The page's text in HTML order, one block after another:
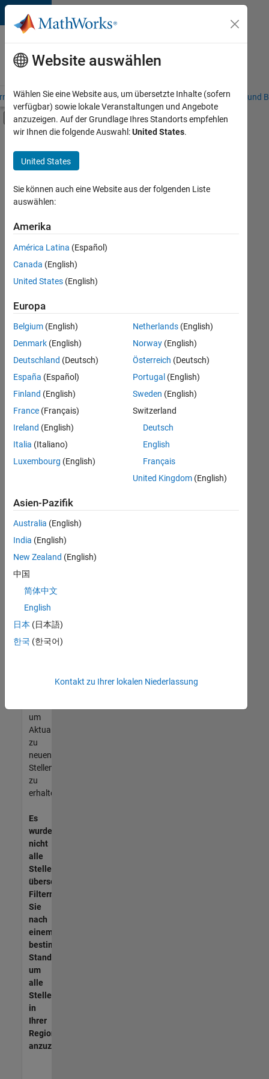
Weiter zum Inhalt
Karriere
bei
MathWorks
– Übersicht Stellensuche Niederlassungen Studierende und
Umschaltung für Off-Canvas-
Hauptinhalt
Programm für Berufseinsteiger (EDG)
Business Applications and Tools
Globalisierung
Infrastructure and Architecture
Quality Engineering
Release Engineering
Software Process Engineering
Technical Writing
+8
Derzeit
es
keine
offenen
Stellen,
Ihren
Suchkriterien
entsprechen.
können
die
Suchkriterien
weiter
fassen
oder
alle
Stellenangebote
anzeigen .
noch
keine
offenen
Stellen
können,
die
Ihren
entsprechen,
werden
unseres
um
Aktualisierungen
zu
neuen
Stellenangeboten
zu
erhalten.
Es
wurden
nicht
alle
Stellen
übersetzt.
Filtern
Sie
nach
einem
bestimmten
Standort,
um
alle
Stellenangebote
in
Ihrer
Region
anzuzeigen.
Website auswählen
Wählen Sie eine Website aus, um übersetzte Inhalte (sofern
verfügbar) sowie lokale Veranstaltungen und Angebote
anzuzeigen. Auf der Grundlage Ihres Standorts empfehlen
wir Ihnen die folgende Auswahl:United States.
United States
Sie können auch eine Website aus der folgenden Liste
auswählen:
Amerika
América Latina (Español)
Canada (English)
United States (English)
Europa
Belgium (English)
Denmark (English)
Deutschland (Deutsch)
España (Español)
Finland (English)
France (Français)
Ireland (English)
Italia (Italiano)
Luxembourg (English)
Netherlands(English)
Norway(English)
Österreich (Deutsch)
Portugal (English)
Sweden (English)
Switzerland
Deutsch
English
Français
United Kingdom(English)
Asien-Pazifik
Australia (English)
India (English)
New Zealand (English)
中国
简体中文
English
日本 (日本語)
한국 (한국어)
Kontakt zu Ihrer lokalen Niederlassung